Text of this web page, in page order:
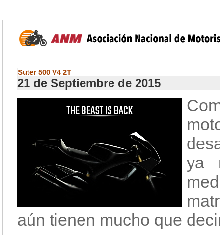
Suter 500 V4 2T
21 de Septiembre de 2015
ya
aún tienen mucho que